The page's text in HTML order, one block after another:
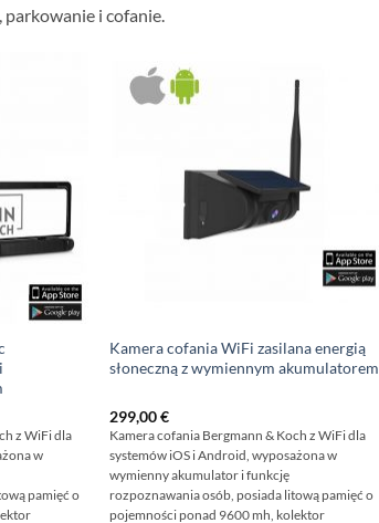
i cofanie.
z WiFi dla
w
pamięć o
Kamera cofania WiFi zasilana energią
słoneczną z wymiennym akumulatorem
299,00€
Kamera cofania Bergmann & Koch z WiFi dla
systemów iOS i Android, wyposażona w
wymienny akumulator i funkcję
rozpoznawania osób, posiada litową pamięć o
pojemności ponad 9600 mh, kolektor